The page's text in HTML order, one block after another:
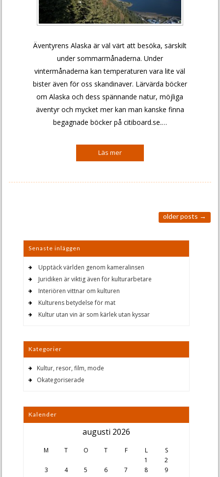
Äventyrens Alaska är väl värt att besöka, särskilt
under sommarmånaderna. Under
vintermånaderna kan temperaturen vara lite väl
bister även för oss skandinaver. Lärvärda böcker
om Alaska och dess spännande natur, möjliga
äventyr och mycket mer kan man kanske finna
begagnade böcker på citiboard.se.…
older posts →
Senaste inläggen
Upptäck världen genom kameralinsen
Juridiken är viktig även för kulturarbetare
Interiören vittnar om kulturen
Kulturens betydelse för mat
Kultur utan vin är som kärlek utan kyssar
Kategorier
Kultur, resor, film, mode
Okategoriserade
Kalender
augusti 2026
M T O T F L
S
1
2
3
4 5 6 7 8
9